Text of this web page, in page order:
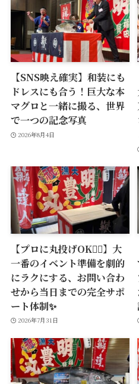
【SNS映え確実】和装にも
ドレスにも合う！巨大な本
マグロと一緒に撮る、世界
で一つの記念写真
2026年8月4日
【プロに丸投げOK🙆‍♂️】大
一番のイベント準備を劇的
にラクにする、お問い合わ
せから当日までの完全サポ
ート体制✨
2026年7月31日